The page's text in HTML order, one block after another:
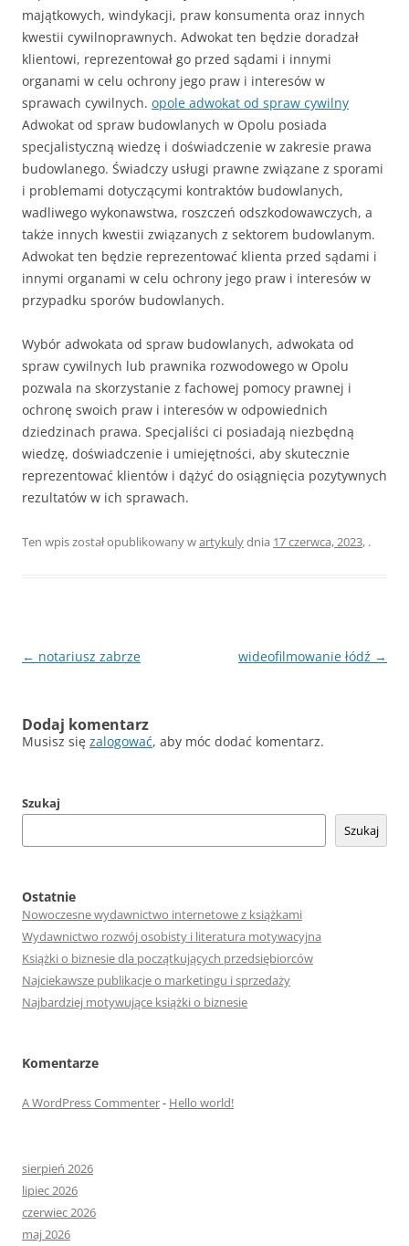
majątkowych, windykacji, praw konsumenta oraz innych
kwestii cywilnoprawnych. Adwokat ten będzie doradzał
klientowi, reprezentował go przed sądami i innymi
organami w celu ochrony jego praw i interesów w
sprawach cywilnych. opole adwokat od spraw cywilny
Adwokat od spraw budowlanych w Opolu posiada
specjalistyczną wiedzę i doświadczenie w zakresie prawa
budowlanego. Świadczy usługi prawne związane z sporami
i problemami dotyczącymi kontraktów budowlanych,
wadliwego wykonawstwa, roszczeń odszkodowawczych, a
także innych kwestii związanych z sektorem budowlanym.
Adwokat ten będzie reprezentować klienta przed sądami i
innymi organami w celu ochrony jego praw i interesów w
przypadku sporów budowlanych.
Wybór adwokata od spraw budowlanych, adwokata od
spraw cywilnych lub prawnika rozwodowego w Opolu
pozwala na skorzystanie z fachowej pomocy prawnej i
ochronę swoich praw i interesów w odpowiednich
dziedzinach prawa. Specjaliści ci posiadają niezbędną
wiedzę, doświadczenie i umiejętności, aby skutecznie
reprezentować klientów i dążyć do osiągnięcia pozytywnych
rezultatów w ich sprawach.
Ten wpis został opublikowany wartykulydnia 17 czerwca, 2023, .
Nawigacja
← notariusz zabrze wideofilmowanie łódź →
Dodaj komentarz
Musisz się zalogować, aby móc dodać komentarz.
Szukaj
Szukaj
Ostatnie
Nowoczesne wydawnictwo internetowe z książkami
Wydawnictwo rozwój osobisty i literatura motywacyjna
Książki o biznesie dla początkujących przedsiębiorców
Najciekawsze publikacje o marketingu i sprzedaży
Najbardziej motywujące książki o biznesie
Komentarze
A WordPress Commenter- Hello world!
sierpień 2026
lipiec 2026
czerwiec 2026
maj 2026